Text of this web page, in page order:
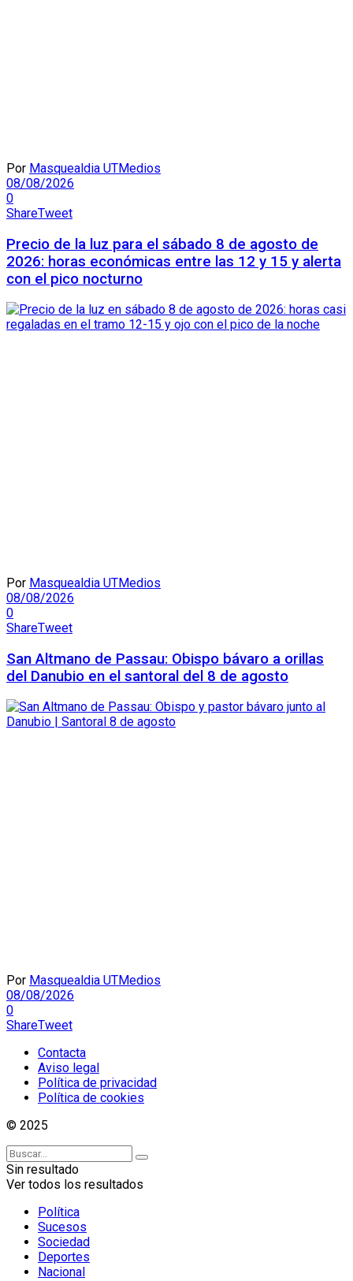
Por Masquealdia UTMedios
08/08/2026
0
ShareTweet
Precio de la luz para el sábado 8 de agosto de
2026: horas económicas entre las 12 y 15 y alerta
con el pico nocturno
Por Masquealdia UTMedios
08/08/2026
0
ShareTweet
San Altmano de Passau: Obispo bávaro a orillas
del Danubio en el santoral del 8 de agosto
Por Masquealdia UTMedios
08/08/2026
0
ShareTweet
Contacta
Aviso legal
Política de privacidad
Política de cookies
© 2025
Sin resultado
Ver todos los resultados
Política
Sucesos
Sociedad
Deportes
Nacional